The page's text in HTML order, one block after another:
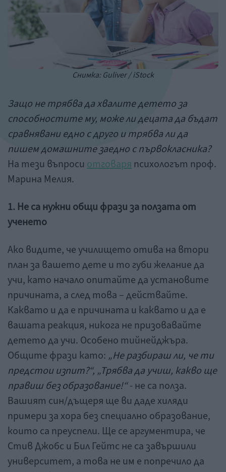
Снимка: Guliver / iStock
Защо не трябва да хвалите детето за
способностите му, може ли децата да бъдат
сравнявани едно с друго и трябва ли да
пишем домашните заедно с първокласника?
На тези въпроси отговаря психологът проф.
Марина Мелия.
1. Не са нужни общи фрази за ползата от
ученето
Ако видите, че училището отива на втори
план за вашето дете и то губи желание да
учи, като начало опитайте да установите
причината, а след това – действайте.
Каквато и да е причината и каквато и да е
вашата реакция, никога не призовавайте
детето да учи. Особено тийнейджъра.
Общите фрази като: „Не разбираш ли, че ти
предстои изпит?“, „Трябва да учиш, какво ще
правиш без образование!“- не са полза.
Вашият син/дъщеря ще ви даде хиляди
примери за хора без специално образование,
които са преуспели. Ще се аргументира, че
Стив Джобс и Бил Гейтс не са завършили
университет, а това не им е попречило да